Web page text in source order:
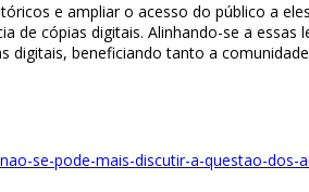
e ampliar o acesso do público a
de cópias digitais. Alinhando-se a
beneficiando tanto a
se-pode-mais-discutir-a-questao-dos-